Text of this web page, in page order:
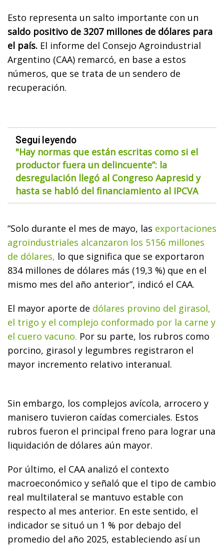
Esto representa un salto importante con un
saldo positivo de 3207 millones de dólares para
el país. El informe del Consejo Agroindustrial
Argentino (CAA) remarcó, en base a estos
números, que se trata de un sendero de
recuperación.
Seguí leyendo
"Hay normas que están escritas como si el
productor fuera un delincuente”: la
desregulación llegó al Congreso Aapresid y
hasta se habló del financiamiento al IPCVA
“Solo durante el mes de mayo, las exportaciones
agroindustriales alcanzaron los 5156 millones
de dólares, lo que significa que se exportaron
834 millones de dólares más (19,3 %) que en el
mismo mes del año anterior”, indicó el CAA.
El mayor aporte de dólares provino del girasol,
el trigo y el complejo conformado por la carne y
el cuero vacuno. Por su parte, los rubros como
porcino, girasol y legumbres registraron el
mayor incremento relativo interanual.
Sin embargo, los complejos avícola, arrocero y
manisero tuvieron caídas comerciales. Estos
rubros fueron el principal freno para lograr una
liquidación de dólares aún mayor.
Por último, el CAA analizó el contexto
macroeconómico y señaló que el tipo de cambio
real multilateral se mantuvo estable con
respecto al mes anterior. En este sentido, el
indicador se situó un 1 % por debajo del
promedio del año 2025, estableciendo así un